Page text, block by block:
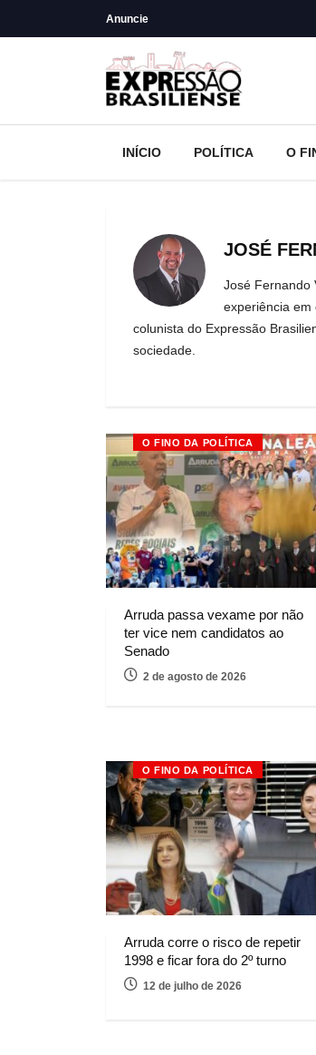
Anuncie
INÍCIO POLÍTICA O
JOSÉ
José Fernando
experiência em
colunista do Expressão
sociedade.
O FINO DA POLÍTICA
Arruda passa vexame por não
ter vice nem candidatos ao
Senado
2 de agosto de 2026
O FINO DA POLÍTICA
Arruda corre o risco de repetir
1998 e ficar fora do 2º turno
12 de julho de 2026